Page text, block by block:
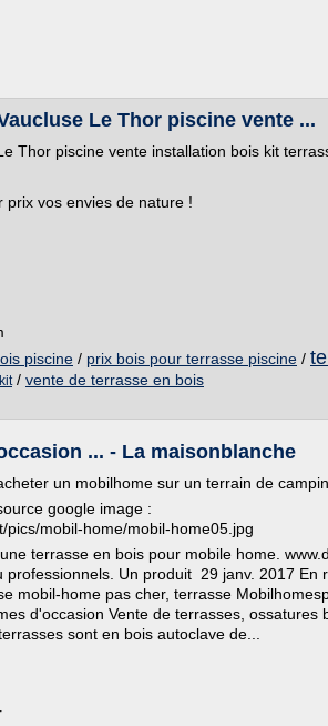
Le Thor piscine vente ...
Thor piscine vente installation bois kit
prix vos envies de nature !
piscine / prix bois pour terrasse piscine /
/ vente de terrasse en bois
... - La maisonblanche
un mobilhome sur un terrain de
google image :
mobil-home/mobil-home05.jpg
terrasse en bois pour mobile home.
Un produit 29 janv. 2017 En
mobil-home pas cher, terrasse
d'occasion Vente de terrasses, ossatures
sont en bois autoclave de...